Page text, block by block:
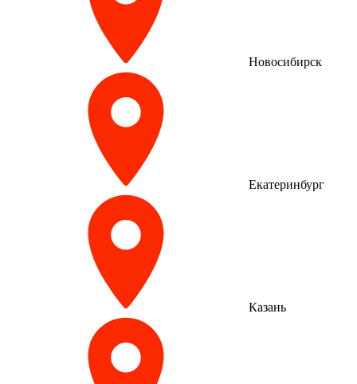
Новосибирск
Екатеринбург
Казань